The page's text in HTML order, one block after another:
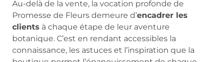
Au-delà de la vente, la vocation profonde de
Promesse de Fleurs demeure d’encadrer les
clients à chaque étape de leur aventure
botanique. C’est en rendant accessibles la
connaissance, les astuces et l’inspiration que la